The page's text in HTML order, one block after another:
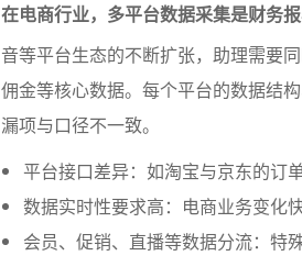
在电商行业，多平台数据采集是财务
音等平台生态的不断扩张，助理需要
佣金等核心数据。每个平台的数据结
漏项与口径不一致。
平台接口差异：如淘宝与京东的订
数据实时性要求高：电商业务变化
会员、促销、直播等数据分流：特